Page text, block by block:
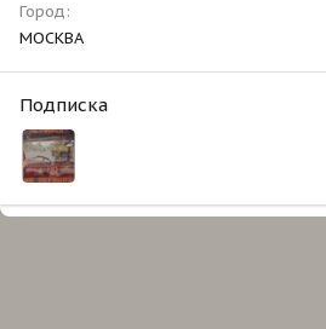
Город
МОСКВА
Подписка